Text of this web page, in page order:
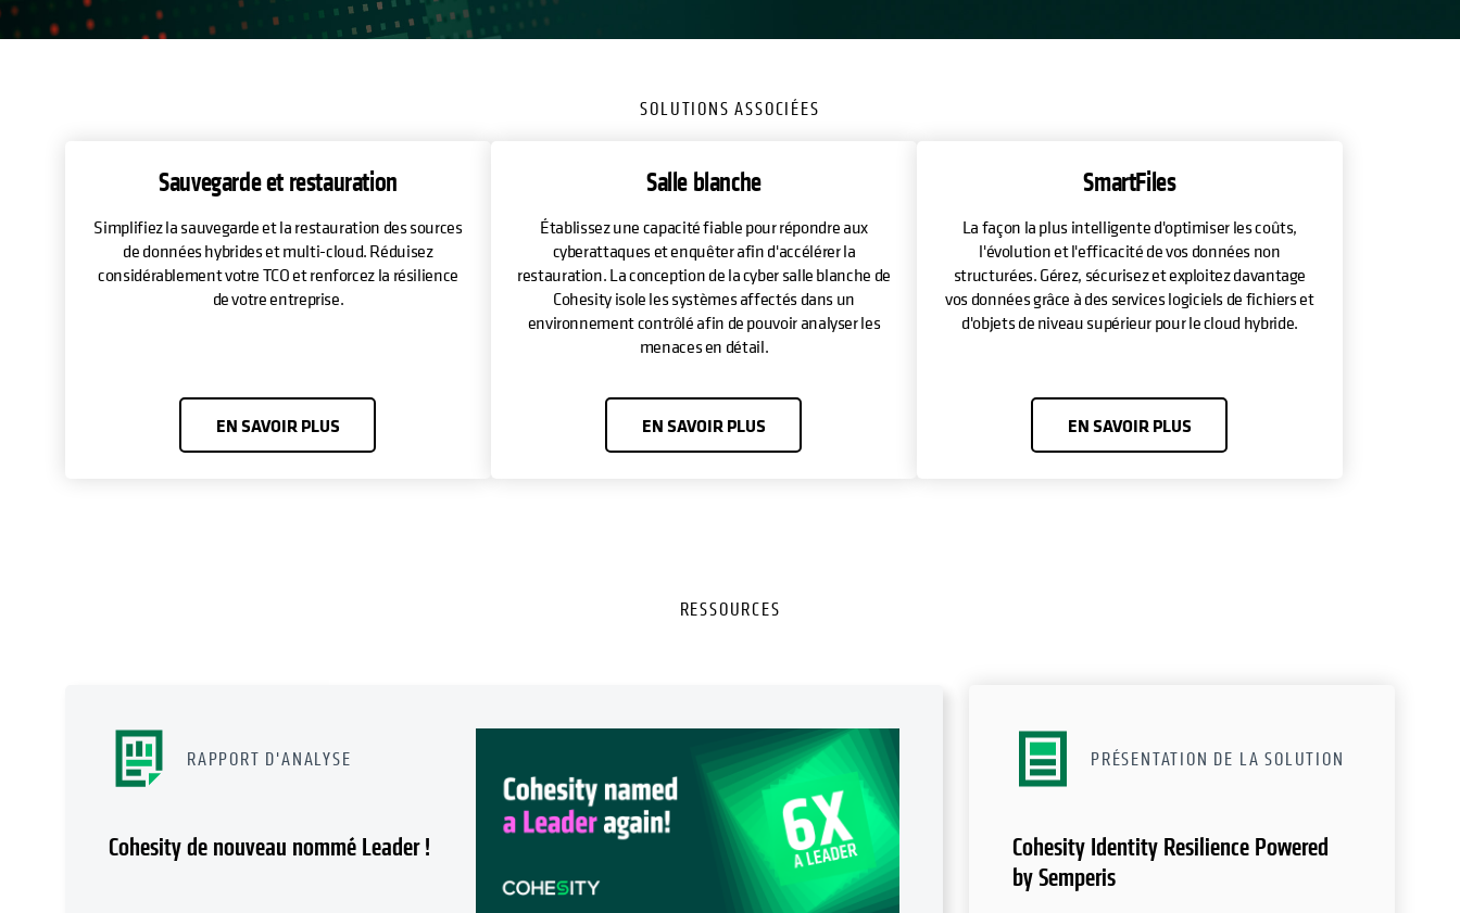
SOLUTIONS ASSOCIÉES
Sauvegarde et restauration
Simplifiez la sauvegarde et la restauration des sources
de données hybrides et multi-cloud. Réduisez
considérablement votre TCO et renforcez la résilience
de votre entreprise.
EN SAVOIR PLUS
Salle blanche
Établissez une capacité fiable pour répondre aux
cyberattaques et enquêter afin d'accélérer la
restauration. La conception de la cyber salle blanche de
Cohesity isole les systèmes affectés dans un
environnement contrôlé afin de pouvoir analyser les
menaces en détail.
EN SAVOIR PLUS
SmartFiles
La façon la plus intelligente d'optimiser les coûts,
l'évolution et l'efficacité de vos données non
structurées. Gérez, sécurisez et exploitez davantage
vos données grâce à des services logiciels de fichiers et
d'objets de niveau supérieur pour le cloud hybride.
EN SAVOIR PLUS
RESSOURCES
RAPPORT D'ANALYSE
Cohesity de nouveau nommé Leader !
PRÉSENTATION DE LA SOLUTION
Cohesity Identity Resilience Powered
by Semperis